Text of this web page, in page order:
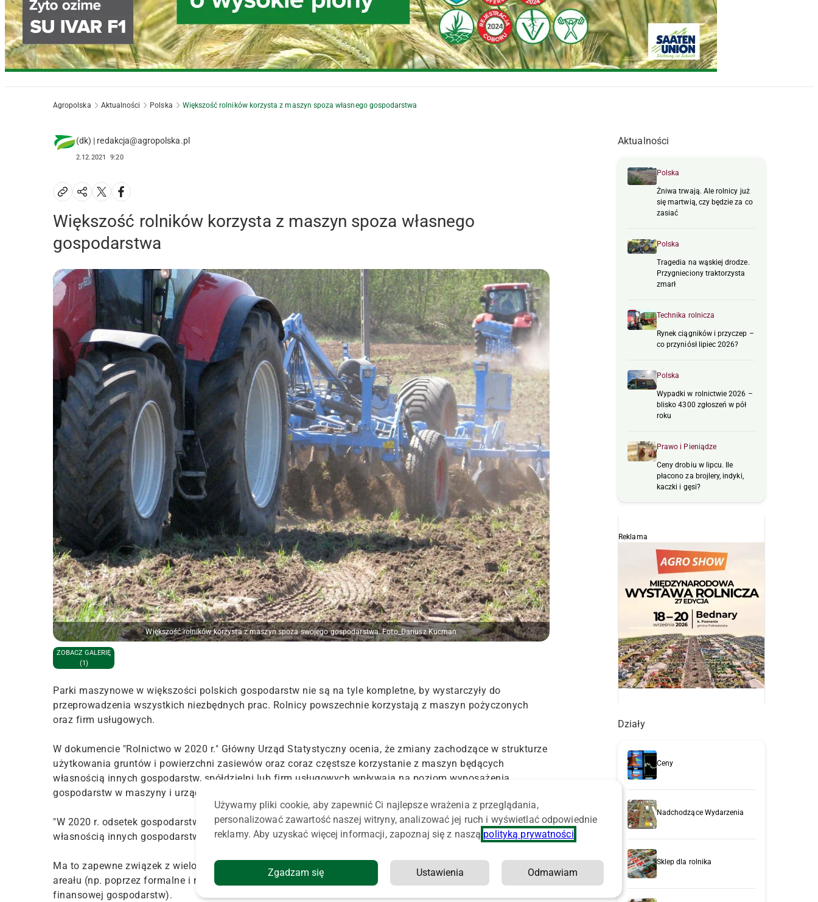
Agropolska Aktualności Polska Większość rolników korzysta z maszyn spoza własnego gospodarstwa
(dk) | redakcja@agropolska.pl
2.12.2021 9:20
Większość rolników korzysta z maszyn spoza własnego
gospodarstwa
Większość rolników korzysta z maszyn spoza swojego gospodarstwa. Foto_Dariusz Kucman
ZOBACZ GALERIĘ
(1)
Parki maszynowe w większości polskich gospodarstw nie są na tyle kompletne, by wystarczyły do
przeprowadzenia wszystkich niezbędnych prac. Rolnicy powszechnie korzystają z maszyn pożyczonych
oraz firm usługowych.
W dokumencie "Rolnictwo w 2020 r." Główny Urząd Statystyczny ocenia, że zmiany zachodzące w strukturze
użytkowania gruntów i powierzchni zasiewów oraz coraz częstsze korzystanie z maszyn będących
własnością innych gospodarstw, spółdzielni lub firm usługowych wpływają na poziom wyposażenia
gospodarstw w maszyny i urządzenia rolnicze.
"W 2020 r. odsetek gospodarstw, w których użytkownicy zadeklarowali korzystanie z maszyn będących
własnością innych gospodarstw, spółdzielni lub firm usługowych wyniósł ok. 70 proc." – wskazuje GUS.
Ma to zapewne związek z wieloma czynnikami, jak większe potrzeby sprzętowe do obsługi zwiększonego
areału (np. poprzez formalne i nieformalne dzierżawy) czy koszty zakupu maszyn (w kontraście do kondycji
finansowej gospodarstw).
Aktualności
Polska
Żniwa trwają. Ale rolnicy już
się martwią, czy będzie za co
zasiać
Polska
Tragedia na wąskiej drodze.
Przygnieciony traktorzysta
zmarł
Technika rolnicza
Rynek ciągników i przyczep –
co przyniósł lipiec 2026?
Polska
Wypadki w rolnictwie 2026 –
blisko 4300 zgłoszeń w pół
roku
Prawo i Pieniądze
Ceny drobiu w lipcu. Ile
płacono za brojlery, indyki,
kaczki i gęsi?
Reklama
Działy
Ceny
Nadchodzące Wydarzenia
Sklep dla rolnika
Używamy pliki cookie, aby zapewnić Ci najlepsze wrażenia z przeglądania,
personalizować zawartość naszej witryny, analizować jej ruch i wyświetlać odpowiednie
reklamy. Aby uzyskać więcej informacji, zapoznaj się z naszą polityką prywatności
Zgadzam się Ustawienia Odmawiam